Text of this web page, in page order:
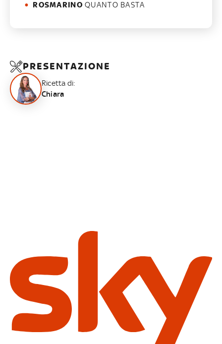
ROSMARINO QUANTO BASTA
PRESENTAZIONE
Ricetta di:
Chiara